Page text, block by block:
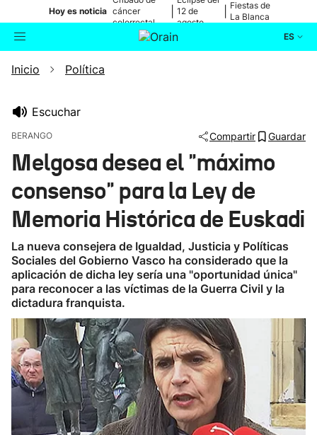
Hoy es noticia cáncer
colorrectal
12 de
agosto
Fiestas de
La Blanca
ES
Buscador
Ikusmiran
Eguraldia
Inicio Política
Escuchar
BERANGO Compartir Guardar
Melgosa desea el "máximo
consenso" para la Ley de
Memoria Histórica de Euskadi
La nueva consejera de Igualdad, Justicia y Políticas
Sociales del Gobierno Vasco ha considerado que la
aplicación de dicha ley sería una "oportunidad única"
para reconocer a las víctimas de la Guerra Civil y la
dictadura franquista.